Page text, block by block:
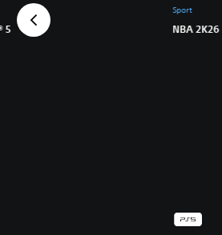
5
Sport
NBA 2K26